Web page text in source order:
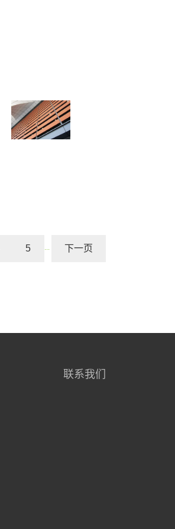
5 ··· 下一页
联系我们